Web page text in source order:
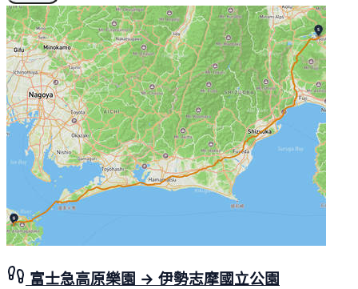
富士急高原樂園 → 伊勢志摩國立公園